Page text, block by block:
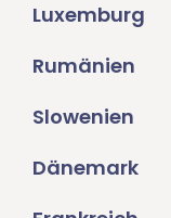
Luxemburg
Rumänien
Slowenien
Dänemark